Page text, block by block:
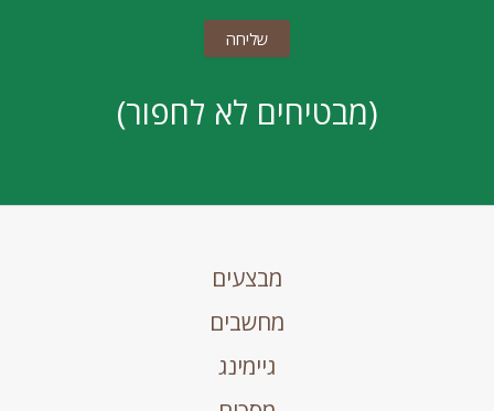
(מבטיחים לא לחפור)
מבצעים
מחשבים
גיימינג